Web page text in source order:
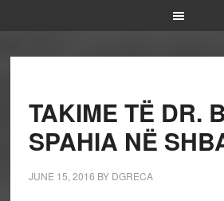
TAKIME TË DR.
SPAHIA NË
JUNE 15, 2016 BY DGRECA